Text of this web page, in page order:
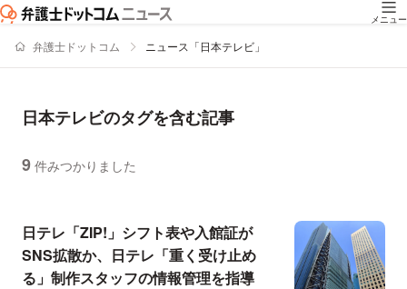
メニュー
弁護士ドットコム ニュース「日本テレビ」
日本テレビのタグを含む記事
9 件みつかりました
日テレ「ZIP!」シフト表や入館証が
SNS拡散か、日テレ「重く受け止め
る」制作スタッフの情報管理を指導